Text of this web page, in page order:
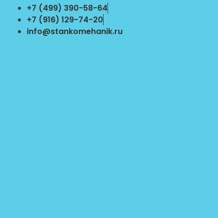
Перейти
содержимому
+7 (499) 390-58-64
+7 (916) 129-74-20
info@stankomehanik.ru